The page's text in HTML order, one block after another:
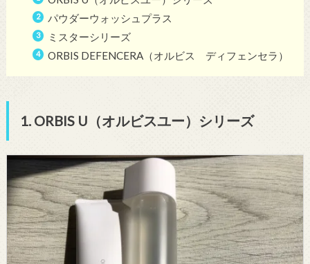
パウダーウォッシュプラス
ミスターシリーズ
ORBIS DEFENCERA（オルビス ディフェンセラ）
1. ORBIS U（オルビスユー）シリーズ